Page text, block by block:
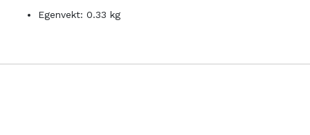
Egenvekt: 0.33 kg